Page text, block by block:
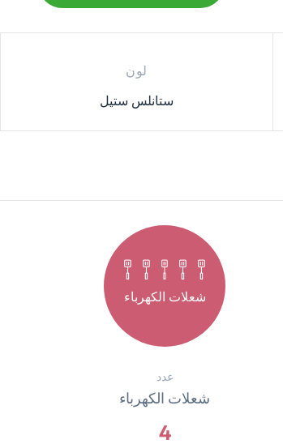
لون
ستانلس ستيل
شعلات الكهرباء
عدد
شعلات الكهرباء
4